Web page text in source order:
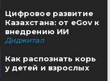
Цифровое развитие
Казахстана: от eGov к
внедрению ИИ
Диджитал
Как распознать корь
у детей и взрослых